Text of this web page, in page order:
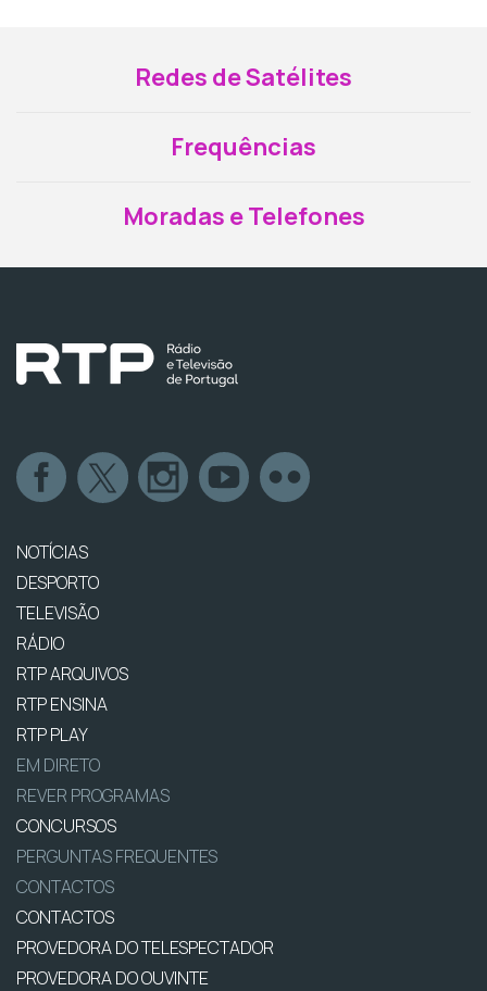
Redes de Satélites
Frequências
Moradas e Telefones
NOTÍCIAS
DESPORTO
TELEVISÃO
RÁDIO
RTP ARQUIVOS
RTP ENSINA
RTP PLAY
EM DIRETO
REVER PROGRAMAS
CONCURSOS
PERGUNTAS FREQUENTES
CONTACTOS
CONTACTOS
PROVEDORA DO TELESPECTADOR
PROVEDORA DO OUVINTE